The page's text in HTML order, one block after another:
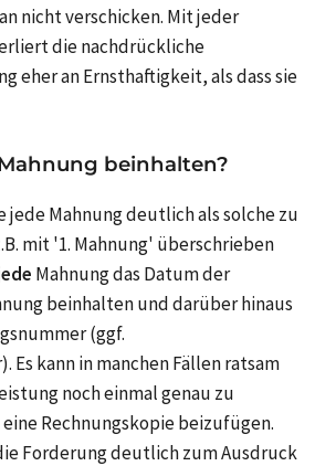
nicht verschicken. Mit jeder
die nachdrückliche
eher an Ernsthaftigkeit, als dass sie
beinhalten?
Mahnung deutlich als solche zu
mit '1. Mahnung' überschrieben
Mahnung das Datum der
beinhalten und darüber hinaus
(ggf.
Es kann in manchen Fällen ratsam
noch einmal genau zu
Rechnungskopie beizufügen.
Forderung deutlich zum Ausdruck